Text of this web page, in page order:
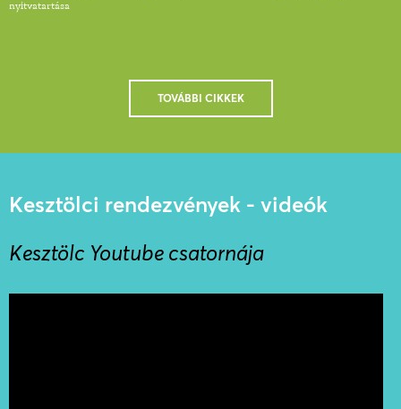
nyitvatartása
TOVÁBBI CIKKEK
Kesztölci rendezvények - videók
Kesztölc Youtube csatornája